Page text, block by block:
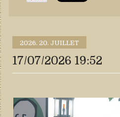
2026. 20. JUILLET
17/07/2026 19:52